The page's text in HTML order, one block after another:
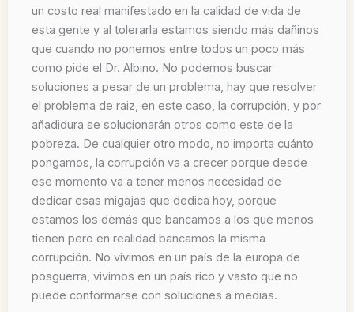
un costo real manifestado en la calidad de vida de
esta gente y al tolerarla estamos siendo más dañinos
que cuando no ponemos entre todos un poco más
como pide el Dr. Albino. No podemos buscar
soluciones a pesar de un problema, hay que resolver
el problema de raiz, en este caso, la corrupción, y por
añadidura se solucionarán otros como este de la
pobreza. De cualquier otro modo, no importa cuánto
pongamos, la corrupción va a crecer porque desde
ese momento va a tener menos necesidad de
dedicar esas migajas que dedica hoy, porque
estamos los demás que bancamos a los que menos
tienen pero en realidad bancamos la misma
corrupción. No vivimos en un país de la europa de
posguerra, vivimos en un país rico y vasto que no
puede conformarse con soluciones a medias.